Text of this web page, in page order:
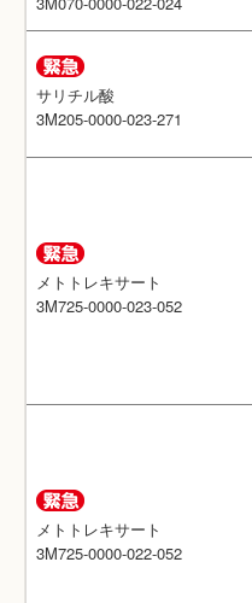
サリチル酸
3M205-0000-023-271
メトトレキサート
3M725-0000-023-052
メトトレキサート
3M725-0000-022-052
サリチル酸
3M205-0000-023-271
メトトレキサート
3M725-0000-023-052
メトトレキサート
3M725-0000-022-052